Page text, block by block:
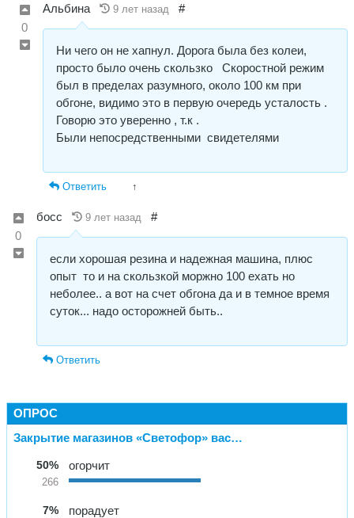
0
Альбина 9 лет назад #
Ни чего он не хапнул. Дорога была без колеи,
просто было очень скользко Скоростной режим
был в пределах разумного, около 100 км при
обгоне, видимо это в первую очередь усталость .
Говорю это уверенно , т.к .
Были непосредственными свидетелями
Ответить ↑
0
босс 9 лет назад #
если хорошая резина и надежная машина, плюс
опыт то и на скользкой моржно 100 ехать но
неболее.. а вот на счет обгона да и в темное время
суток... надо осторожней быть..
Ответить
ОПРОС
Закрытие магазинов «Светофор» вас…
50%
266
огорчит
7% порадует